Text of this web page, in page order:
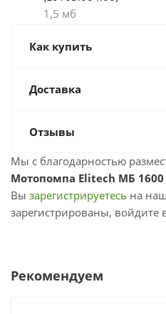
1,5 мб
Как купить
Доставка
Отзывы
Мы с благодарностью
Мотопомпа Elitech МБ 1600
Вы зарегистрируетесь на
зарегистрированы, войдите
Рекомендуем